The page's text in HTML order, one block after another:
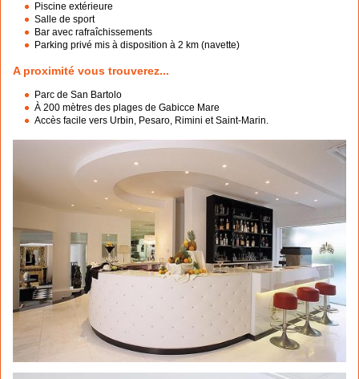
Piscine extérieure
Salle de sport
Bar avec rafraîchissements
Parking privé mis à disposition à 2 km (navette)
A proximité vous trouverez...
Parc de San Bartolo
À 200 mètres des plages de Gabicce Mare
Accès facile vers Urbin, Pesaro, Rimini et Saint-Marin.